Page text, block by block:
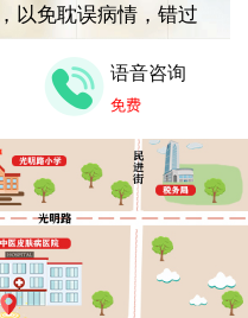
以免耽误病情，错过
语音咨询
免费